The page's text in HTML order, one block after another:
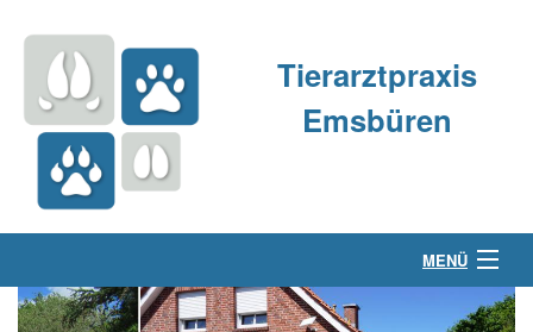
Tierarztpraxis
Emsbüren
MENÜ
Über uns